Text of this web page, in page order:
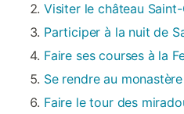
Visiter le château
Participer à la nuit de
Faire ses courses à la
Se rendre au
Faire le tour des